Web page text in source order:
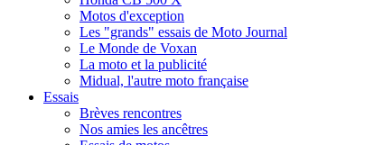
Motos d'exception
Les "grands" essais de Moto Journal
Le Monde de Voxan
La moto et la publicité
Midual, l'autre moto française
Essais
Brèves rencontres
Nos amies les ancêtres